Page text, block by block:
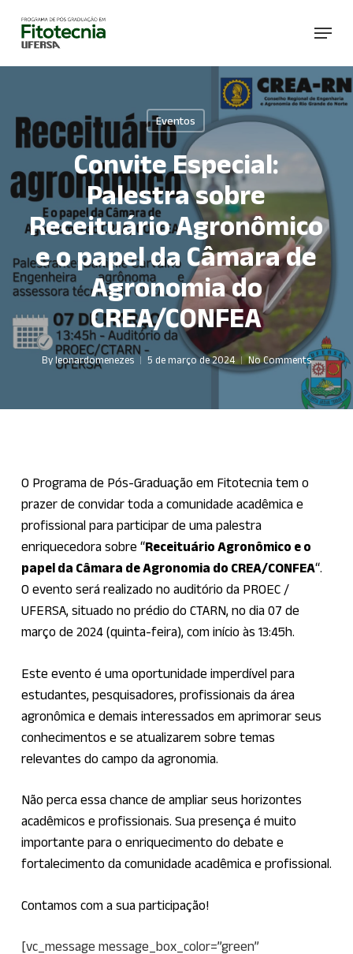
main
Menu
Eventos
Convite Especial:
Palestra sobre
Receituário Agronômico
e o papel da Câmara de
Agronomia do
CREA/CONFEA
By leonardomenezes 5 de março de 2024 No Comments
O Programa de Pós-Graduação em Fitotecnia tem o
prazer de convidar toda a comunidade acadêmica e
profissional para participar de uma palestra
enriquecedora sobre “Receituário Agronômico e o
papel da Câmara de Agronomia do CREA/CONFEA“.
O evento será realizado no auditório da PROEC /
UFERSA, situado no prédio do CTARN, no dia 07 de
março de 2024 (quinta-feira), com início às 13:45h.
Este evento é uma oportunidade imperdível para
estudantes, pesquisadores, profissionais da área
agronômica e demais interessados em aprimorar seus
conhecimentos e se atualizarem sobre temas
relevantes do campo da agronomia.
Não perca essa chance de ampliar seus horizontes
acadêmicos e profissionais. Sua presença é muito
importante para o enriquecimento do debate e
fortalecimento da comunidade acadêmica e profissional.
Contamos com a sua participação!
[vc_message message_box_color=”green”